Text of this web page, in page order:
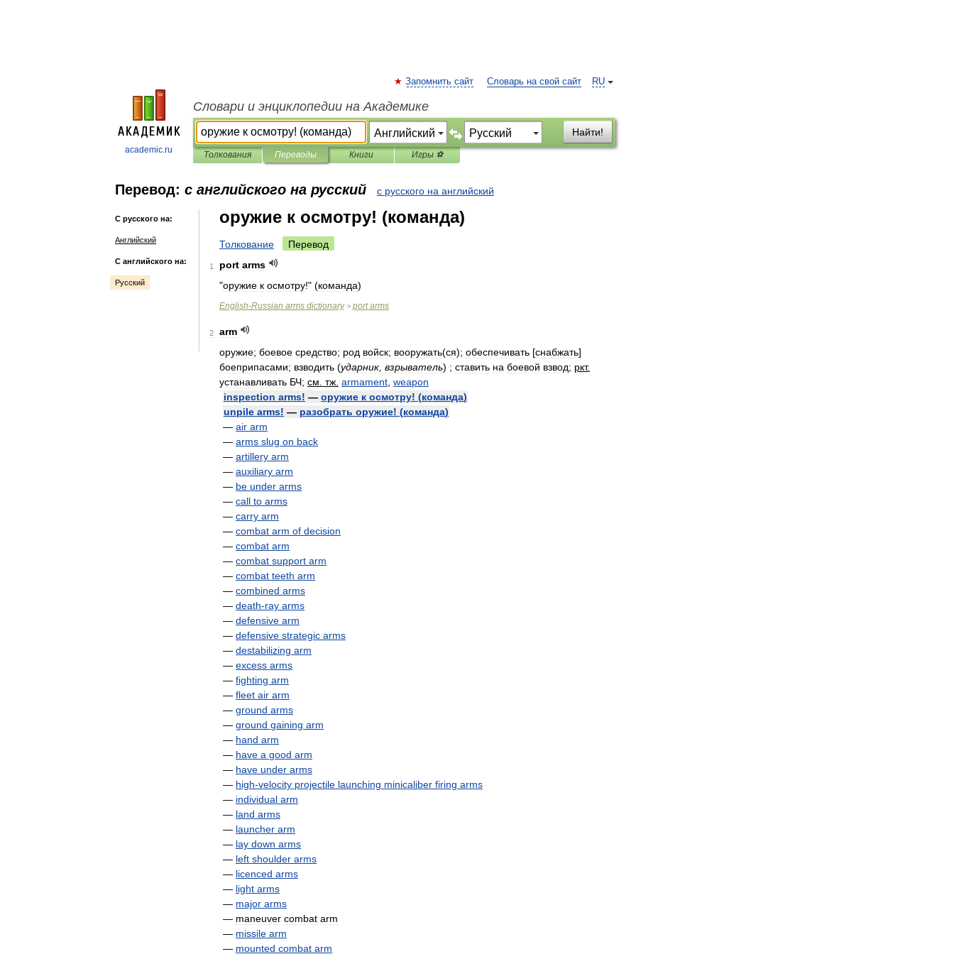
academic.ru
RU
Запомнить сайт Словарь на свой сайт
Словари и энциклопедии на Академике
Найти!
Толкования Переводы Книги Игры ⚽
Перевод: с английского на русский с русского на английский
С русского на:
Английский
С английского на:
Русский
оружие к осмотру! (команда)
Толкование Перевод
1 port arms
"оружие к осмотру!" (команда)
English-Russian arms dictionary> port arms
2
arm
оружие; боевое средство; род войск; вооружать(ся); обеспечивать [снабжать]
боеприпасами; взводить (ударник взрыватель) ; ставить на боевой взвод; ркт.
устанавливать БЧ; см тж armament weapon
inspection arms! — оружие к осмотру! (команда)
unpile arms! — разобрать оружие! (команда)
— air arm
— arms slug on back
— artillery arm
— auxiliary arm
— be under arms
— call to arms
— carry arm
— combat arm of decision
— combat arm
— combat support arm
— combat teeth arm
— combined arms
— death-ray arms
— defensive arm
— defensive strategic arms
— destabilizing arm
— excess arms
— fighting arm
— fleet air arm
— ground arms
— ground gaining arm
— hand arm
— have a good arm
— have under arms
— high-velocity projectile launching minicaliber firing arms
— individual arm
— land arms
— launcher arm
— lay down arms
— left shoulder arms
— licenced arms
— light arms
— major arms
— maneuver combat arm
— missile arm
— mounted combat arm